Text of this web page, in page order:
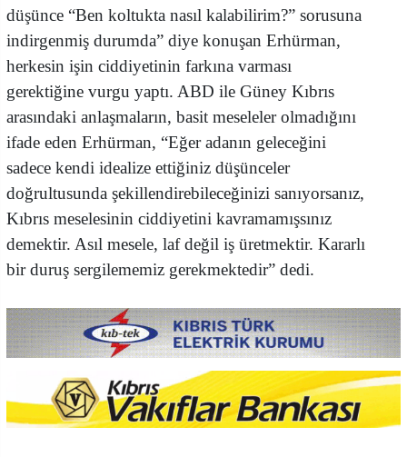
düşünce “Ben koltukta nasıl kalabilirim?” sorusuna
indirgenmiş durumda” diye konuşan Erhürman,
herkesin işin ciddiyetinin farkına varması
gerektiğine vurgu yaptı. ABD ile Güney Kıbrıs
arasındaki anlaşmaların, basit meseleler olmadığını
ifade eden Erhürman, “Eğer adanın geleceğini
sadece kendi idealize ettiğiniz düşünceler
doğrultusunda şekillendirebileceğinizi sanıyorsanız,
Kıbrıs meselesinin ciddiyetini kavramamışsınız
demektir. Asıl mesele, laf değil iş üretmektir. Kararlı
bir duruş sergilememiz gerekmektedir” dedi.